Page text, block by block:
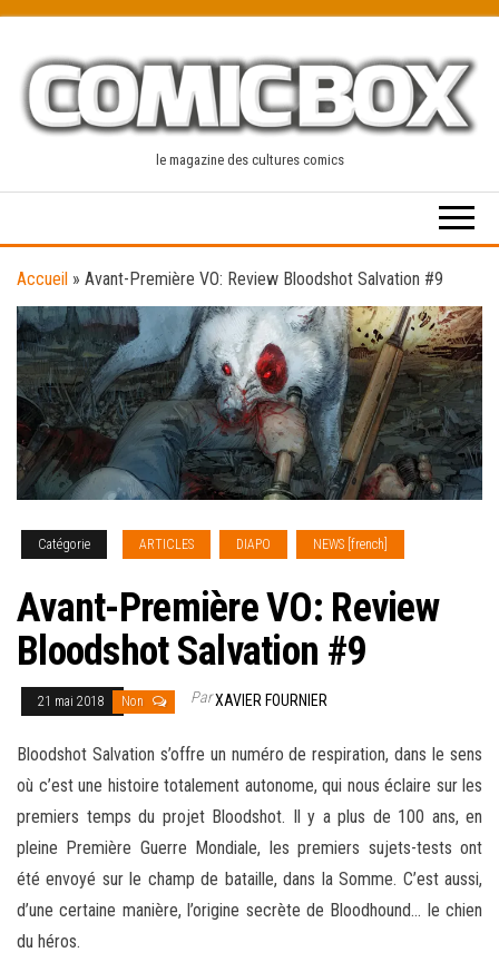
content
le magazine des cultures comics
Accueil » Avant-Première VO: Review Bloodshot Salvation #9
Catégorie ARTICLES DIAPO NEWS [french]
Avant-Première VO: Review
Bloodshot Salvation #9
21 mai 2018 Non ParXAVIER FOURNIER
Bloodshot Salvation s’offre un numéro de respiration, dans le sens
où c’est une histoire totalement autonome, qui nous éclaire sur les
premiers temps du projet Bloodshot. Il y a plus de 100 ans, en
pleine Première Guerre Mondiale, les premiers sujets-tests ont
été envoyé sur le champ de bataille, dans la Somme. C’est aussi,
d’une certaine manière, l’origine secrète de Bloodhound… le chien
du héros.